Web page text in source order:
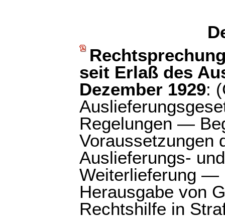
seit Erlaß des
Dezember 1929:
Regelungen —
Voraussetzungen
Auslieferungs-
Weiterlieferung
Herausgabe von
Rechtshilfe in